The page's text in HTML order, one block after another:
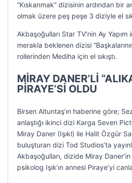
“Kıskanmak” dizisinin ardından bir
olmak üzere peş peşe 3 diziyle el
Akbaşoğulları Star TV’nin Ay Yapım
merakla beklenen dizisi
rollerinden Mediha için el sıkıştı.
MİRAY DANER’Lİ
PİRAYE’Sİ OLDU
Birsen Altuntaş’ın haberine göre;
anlaştığı ikinci dizi Karga Seven
Miray Daner (Işıkl) ile Halit Özgür
buluşturan dizi Tod Studios’ta
Akbaşoğulları, dizide Miray
psikolog Işık’ın annesi Piraye’yi